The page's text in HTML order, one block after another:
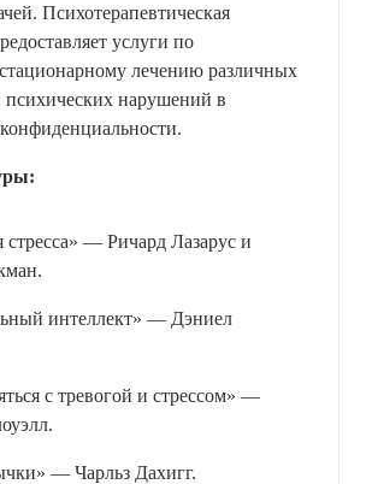
Психотерапевтическая
услуги по
лечению различных
нарушений в
стресса» — Ричард Лазарус и
интеллект» — Дэниел
с тревогой и стрессом» —
— Чарльз Дахигг.